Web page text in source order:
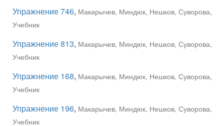
Упражнение 746, Макарычев, Миндюк, Нешков, Суворова,
Учебник
Упражнение 813, Макарычев, Миндюк, Нешков, Суворова,
Учебник
Упражнение 168, Макарычев, Миндюк, Нешков, Суворова,
Учебник
Упражнение 196, Макарычев, Миндюк, Нешков, Суворова,
Учебник